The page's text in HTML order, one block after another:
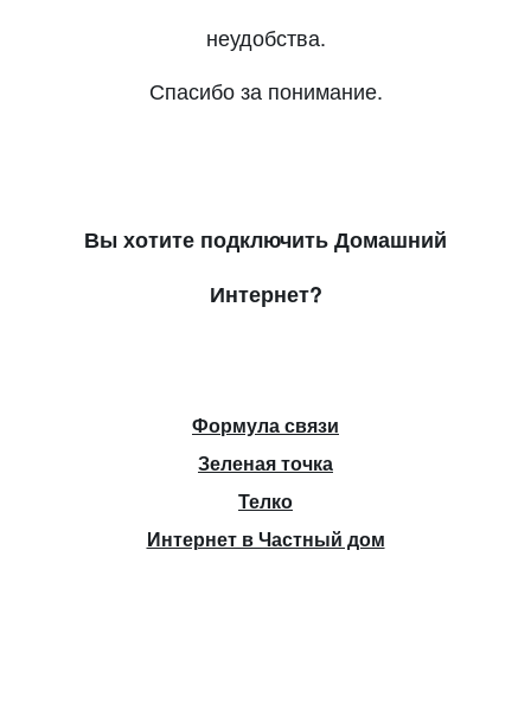
неудобства.
Спасибо за понимание.
Вы хотите подключить Домашний
Интернет?
Формула связи
Зеленая точка
Телко
Интернет в Частный дом